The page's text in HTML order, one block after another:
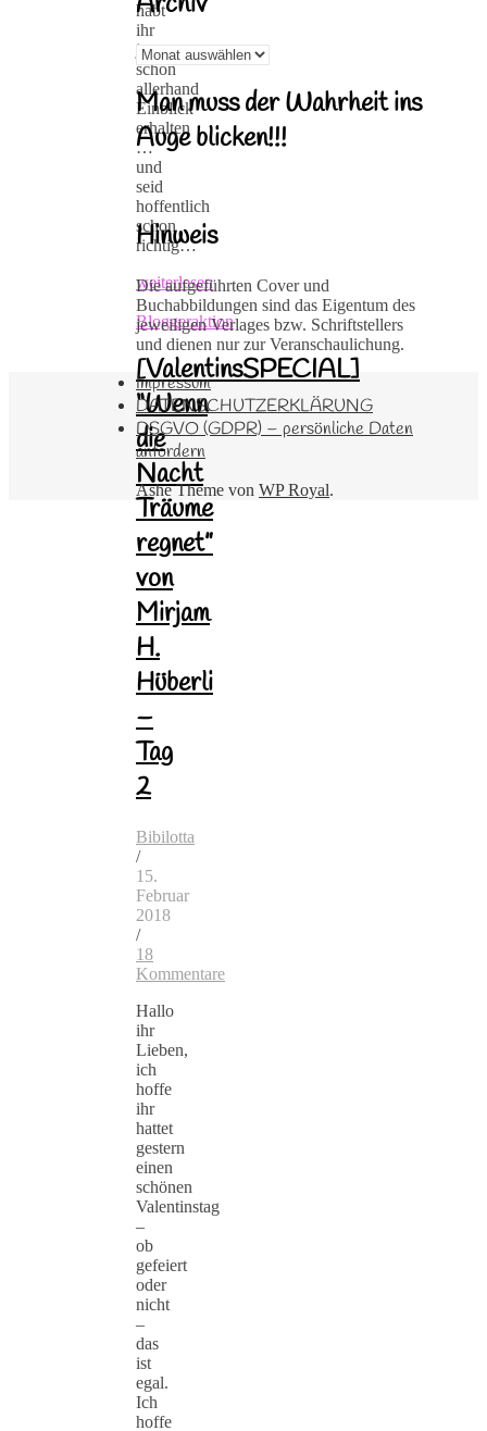
habt
ihr
ja
schon
allerhand
Einblick
erhalten
…
und
seid
hoffentlich
schon
richtig…
weiterlesen
Bloggeraktion
[ValentinsSPECIAL]
“Wenn
die
Nacht
Träume
regnet”
von
Mirjam
H.
Hüberli
–
Tag
2
Bibilotta
/
15.
Februar
2018
/
18
Kommentare
Hallo
ihr
Lieben,
ich
hoffe
ihr
hattet
gestern
einen
schönen
Valentinstag
–
ob
gefeiert
oder
nicht
–
das
ist
egal.
Ich
hoffe
Archiv
Man muss der Wahrheit ins
Auge blicken!!!
Hinweis
Die aufgeführten Cover und
Buchabbildungen sind das Eigentum des
jeweiligen Verlages bzw. Schriftstellers
und dienen nur zur Veranschaulichung.
Impressum
DATENSCHUTZERKLÄRUNG
DSGVO (GDPR) – persönliche Daten
anfordern
Ashe Theme von WP Royal.